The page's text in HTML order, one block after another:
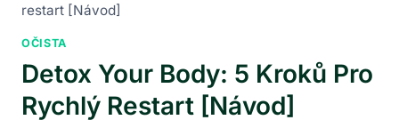
restart [Návod]
OČISTA
Detox Your Body: 5 Kroků Pro
Rychlý Restart [Návod]